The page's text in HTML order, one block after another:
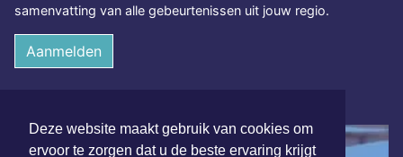
Deze website maakt gebruik van cookies om
ervoor te zorgen dat u de beste ervaring krijgt
samenvatting van alle gebeurtenissen uit jouw regio.
Aanmelden